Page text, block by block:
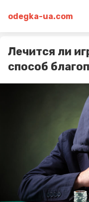
odegka-ua.com
Лечится ли
способ